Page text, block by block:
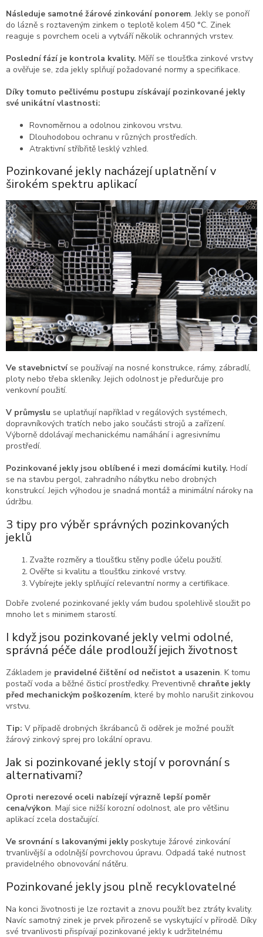
Následuje samotné žárové zinkování ponorem. Jekly se ponoří
do lázně s roztaveným zinkem o teplotě kolem 450 °C. Zinek
reaguje s povrchem oceli a vytváří několik ochranných vrstev.
Poslední fází je kontrola kvality. Měří se tloušťka zinkové vrstvy
a ověřuje se, zda jekly splňují požadované normy a specifikace.
Díky tomuto pečlivému postupu získávají pozinkované jekly
své unikátní vlastnosti:
Rovnoměrnou a odolnou zinkovou vrstvu.
Dlouhodobou ochranu v různých prostředích.
Atraktivní stříbřitě lesklý vzhled.
Pozinkované jekly nacházejí uplatnění v
širokém spektru aplikací
Ve stavebnictví se používají na nosné konstrukce, rámy, zábradlí,
ploty nebo třeba skleníky. Jejich odolnost je předurčuje pro
venkovní použití.
V průmyslu se uplatňují například v regálových systémech,
dopravníkových tratích nebo jako součásti strojů a zařízení.
Výborně ddolávají mechanickému namáhání i agresivnímu
prostředí.
Pozinkované jekly jsou oblíbené i mezi domácími kutily. Hodí
se na stavbu pergol, zahradního nábytku nebo drobných
konstrukcí. Jejich výhodou je snadná montáž a minimální nároky na
údržbu.
3 tipy pro výběr správných pozinkovaných
jeklů
Zvažte rozměry a tloušťku stěny podle účelu použití.
Ověřte si kvalitu a tloušťku zinkové vrstvy.
Vybírejte jekly splňující relevantní normy a certifikace.
Dobře zvolené pozinkované jekly vám budou spolehlivě sloužit po
mnoho let s minimem starostí.
I když jsou pozinkované jekly velmi odolné,
správná péče dále prodlouží jejich životnost
Základem je pravidelné čištění od nečistot a usazenin. K tomu
postačí voda a běžné čisticí prostředky. Preventivně chraňte jekly
před mechanickým poškozením, které by mohlo narušit zinkovou
vrstvu.
Tip: V případě drobných škrábanců či oděrek je možné použít
žárový zinkový sprej pro lokální opravu.
Jak si pozinkované jekly stojí v porovnání s
alternativami?
Oproti nerezové oceli nabízejí výrazně lepší poměr
cena/výkon. Mají sice nižší korozní odolnost, ale pro většinu
aplikací zcela dostačující.
Ve srovnání s lakovanými jeklyposkytuje žárové zinkování
trvanlivější a odolnější povrchovou úpravu. Odpadá také nutnost
pravidelného obnovování nátěru.
Pozinkované jekly jsou plně recyklovatelné
Na konci životnosti je lze roztavit a znovu použít bez ztráty kvality.
Navíc samotný zinek je prvek přirozeně se vyskytující v přírodě. Díky
své trvanlivosti přispívají pozinkované jekly k udržitelnému